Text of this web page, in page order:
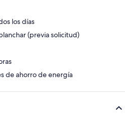
los días
(previa solicitud)
de ahorro de energía